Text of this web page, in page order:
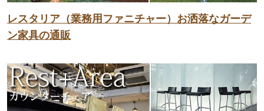
レスタリア（業務用ファニチャー）お洒落なガーデ
ン家具の通販